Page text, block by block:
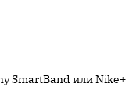
SmartBand или Nike+